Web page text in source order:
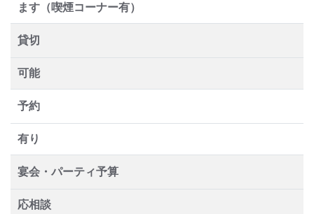
ます（喫煙コーナー有）
貸切
可能
予約
有り
宴会・パーティ予算
応相談